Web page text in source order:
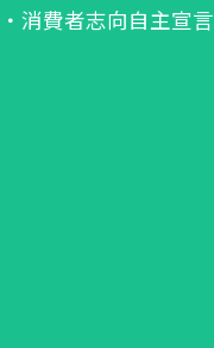
・消費者志向自主宣言